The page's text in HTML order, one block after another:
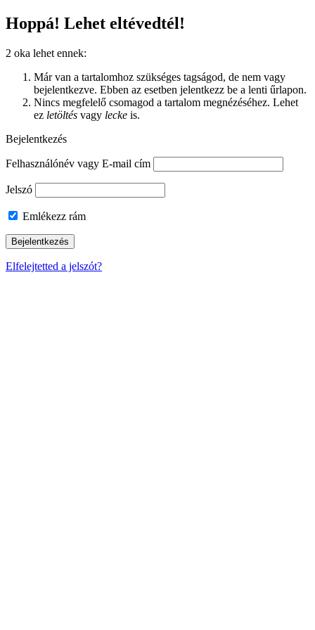
Hoppá! Lehet eltévedtél!
2 oka lehet ennek:
Már van a tartalomhoz szükséges tagságod, de nem vagy
bejelentkezve. Ebben az esetben jelentkezz be a lenti űrlapon.
Nincs megfelelő csomagod a tartalom megnézéséhez. Lehet
ez letöltés vagy lecke is.
Bejelentkezés
Felhasználónév vagy E-mail cím
Jelszó
Emlékezz rám
Elfelejtetted a jelszót?